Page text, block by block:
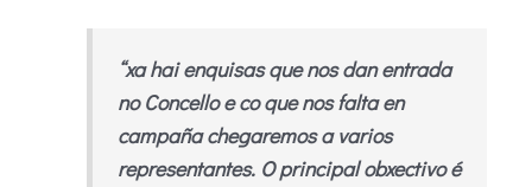
“xa hai enquisas que nos dan entrada
no Concello e co que nos falta en
campaña chegaremos a varios
representantes. O principal obxectivo é